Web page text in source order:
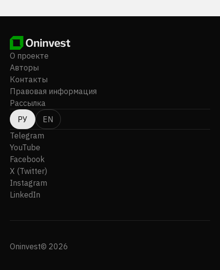
О проекте
Авторы
Контакты
Правовая информация
Рассылка
РУ
EN
Telegram
YouTube
Facebook
X (Twitter)
Instagram
LinkedIn
Oninvest© 2026